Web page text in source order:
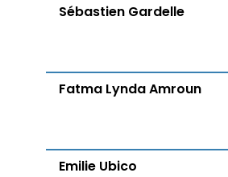
Sébastien Gardelle
Fatma Lynda Amroun
Emilie Ubico